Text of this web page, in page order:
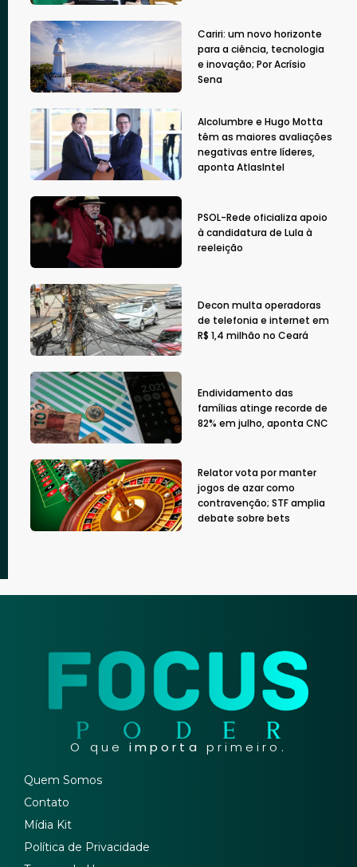
Cariri: um novo horizonte
para a ciência, tecnologia
e inovação; Por Acrísio
Sena
Alcolumbre e Hugo Motta
têm as maiores avaliações
negativas entre líderes,
aponta AtlasIntel
PSOL-Rede oficializa apoio
à candidatura de Lula à
reeleição
Decon multa operadoras
de telefonia e internet em
R$ 1,4 milhão no Ceará
Endividamento das
famílias atinge recorde de
82% em julho, aponta CNC
Relator vota por manter
jogos de azar como
contravenção; STF amplia
debate sobre bets
O que importa primeiro.
Quem Somos
Contato
Mídia Kit
Política de Privacidade